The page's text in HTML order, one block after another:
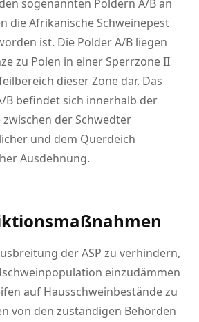
sogenannten Poldern A/B an
die Afrikanische Schweinepest
ist. Die Polder A/B liegen
zu Polen in einer Sperrzone II
dieser Zone dar. Das
B befindet sich innerhalb der
zwischen der Schwedter
und dem Querdeich
Ausdehnung.
der ASP zu verhindern,
einzudämmen
auf Hausschweinbestände zu
von den zuständigen Behörden